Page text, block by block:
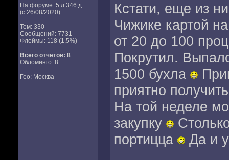
На форуме: 5 л 346 д
(с 26/08/2020)
Тем: 330
Сообщений: 7731
Флеймы: 118 (1,5%)
Всего отчетов: 8
Обломинго: 8
Гео: Москва
Кстати, еще из
Чижике картой
от 20 до 100
Покрутил.
1500 бухла
приятно
На той неделе
закупку
портицца
Да и